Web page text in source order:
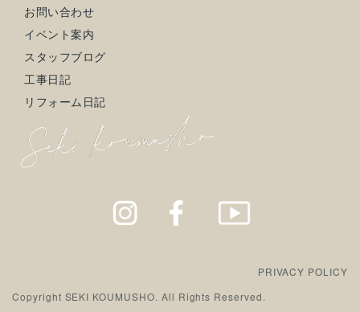
お問い合わせ
イベント案内
スタッフブログ
工事日記
リフォーム日記
Copyright SEKI KOUMUSHO. All Rights Reserved.
PRIVACY POLICY